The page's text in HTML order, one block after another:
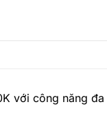
với công năng